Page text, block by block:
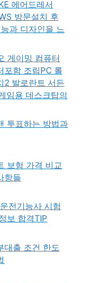
에어드레서
방문설치 후
과 디자인을 느
게이밍 컴퓨터
포함 조립PC 롤
2 발로란트 서든
임용 데스크탑의
투표하는 방법과
보험 가격 비교
항들
전기능사 시험
보 합격TIP
대출 조건 한도